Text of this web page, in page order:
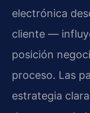
electrónica
cliente —
posición
proceso. Las
estrategia